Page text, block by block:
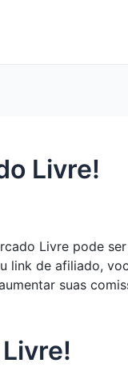
Livre!
Livre pode
link de afiliado,
suas